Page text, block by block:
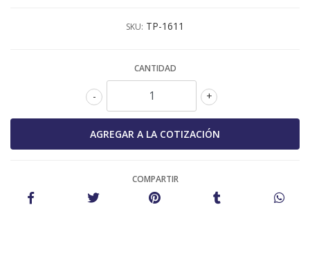
SKU: TP-1611
CANTIDAD
+
-
COMPARTIR